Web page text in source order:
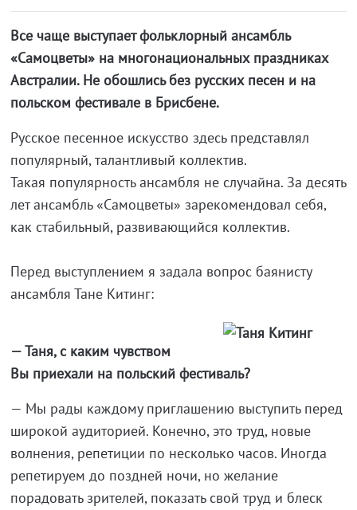
Все чаще выступает фольклорный ансамбль
«Самоцветы» на многонациональных праздниках
Австралии. Не обошлись без русских песен и на
польском фестивале в Брисбене.
Русское песенное искусство здесь представлял
популярный, талантливый коллектив.
Такая популярность ансамбля не случайна. За десять
лет ансамбль «Самоцветы» зарекомендовал себя,
как стабильный, развивающийся коллектив.
Перед выступлением я задала вопрос баянисту
ансамбля Тане Китинг:
— Таня, с каким чувством
Вы приехали на польский фестиваль?
— Мы рады каждому приглашению выступить перед
широкой аудиторией. Конечно, это труд, новые
волнения, репетиции по несколько часов. Иногда
репетируем до поздней ночи, но желание
порадовать зрителей, показать свой труд и блеск